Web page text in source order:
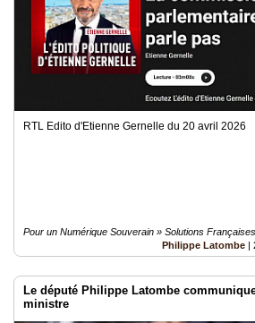
RTL Edito d'Etienne Gernelle du 20 avril 2026
Pour un Numérique Souverain » Solutions Françaises
Philippe Latombe |
Le député Philippe Latombe
ministre